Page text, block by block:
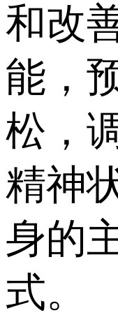
和改
能，
松，
精神
身的
式。